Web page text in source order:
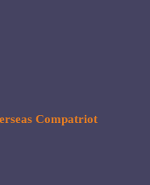
Compatriot